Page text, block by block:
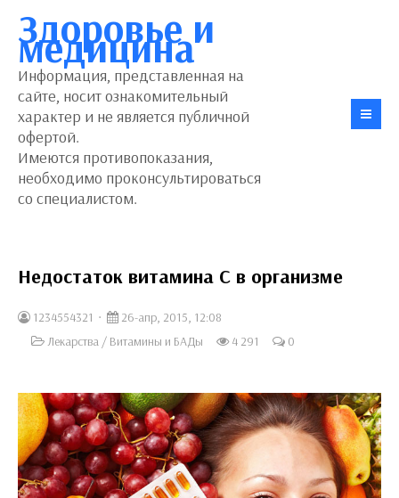
Здоровье и
медицина
Информация, представленная на
сайте, носит ознакомительный
характер и не является публичной
офертой.
Имеются противопоказания,
необходимо проконсультироваться
со специалистом.
Недостаток витамина С в организме
1234554321
26-апр, 2015, 12:08
Лекарства / Витамины и БАДы 4 291 0